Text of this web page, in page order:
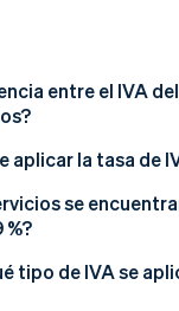
2026
Stripe construye
Ecosistema
Stripe App Marketplace
entre el IVA del
aplicar la tasa de
se
%?
tipo de IVA se